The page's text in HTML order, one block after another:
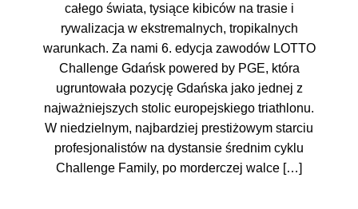
całego świata, tysiące kibiców na trasie i
rywalizacja w ekstremalnych, tropikalnych
warunkach. Za nami 6. edycja zawodów LOTTO
Challenge Gdańsk powered by PGE, która
ugruntowała pozycję Gdańska jako jednej z
najważniejszych stolic europejskiego triathlonu.
W niedzielnym, najbardziej prestiżowym starciu
profesjonalistów na dystansie średnim cyklu
Challenge Family, po morderczej walce […]